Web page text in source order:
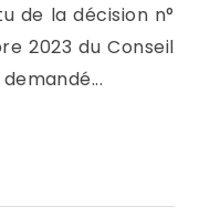
de la décision n°
2023 du Conseil